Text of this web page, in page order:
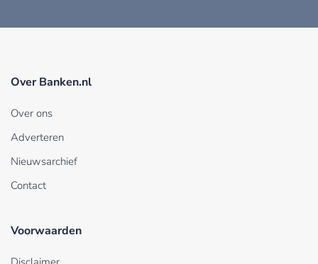
Over Banken.nl
Over ons
Adverteren
Nieuwsarchief
Contact
Voorwaarden